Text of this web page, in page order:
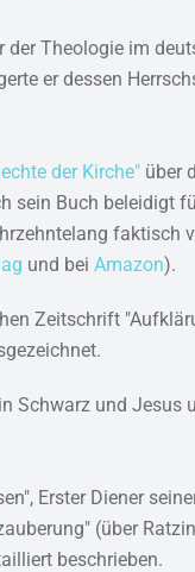
Theologie im
er dessen
der Kirche" über
sein Buch beleidigt
und bei Amazon).
Zeitschrift
Schwarz und
Erster Diener
(über
beschrieben.